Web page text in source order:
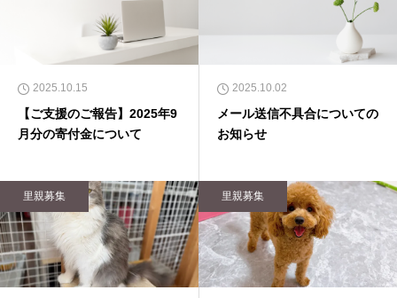
2025.10.15
【ご支援のご報告】2025年9
月分の寄付金について
2025.10.02
メール送信不具合についての
お知らせ
里親募集 里親募集